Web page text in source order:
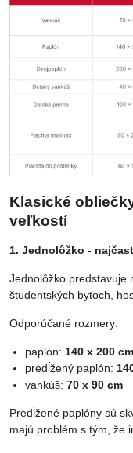
Klasické
veľkostí
1. Jednolôžko -
Jednolôžko predstavuje
študentských bytoch,
Odporúčané rozmery:
paplón: 140 x 200 cm
predĺžený paplón:
vankúš: 70 x 90 cm
Predĺžené paplóny sú
majú problém s tým, že